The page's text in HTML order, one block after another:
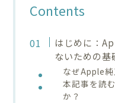
Contents
はじめに：
ないための基
なぜApple
本記事を読
か？